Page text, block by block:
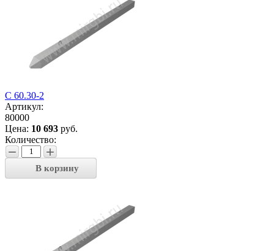
С 60.30-2
Артикул:
80000
Цена: 10 693 руб.
Количество:
− +
В корзину